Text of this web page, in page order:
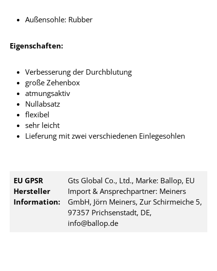
Außensohle: Rubber
Eigenschaften:
Verbesserung der Durchblutung
große Zehenbox
atmungsaktiv
Nullabsatz
flexibel
sehr leicht
Lieferung mit zwei verschiedenen Einlegesohlen
EU GPSR
Hersteller
Information:
Gts Global Co., Ltd., Marke: Ballop, EU
Import & Ansprechpartner: Meiners
GmbH, Jörn Meiners, Zur Schirmeiche 5,
97357 Prichsenstadt, DE,
info@ballop.de